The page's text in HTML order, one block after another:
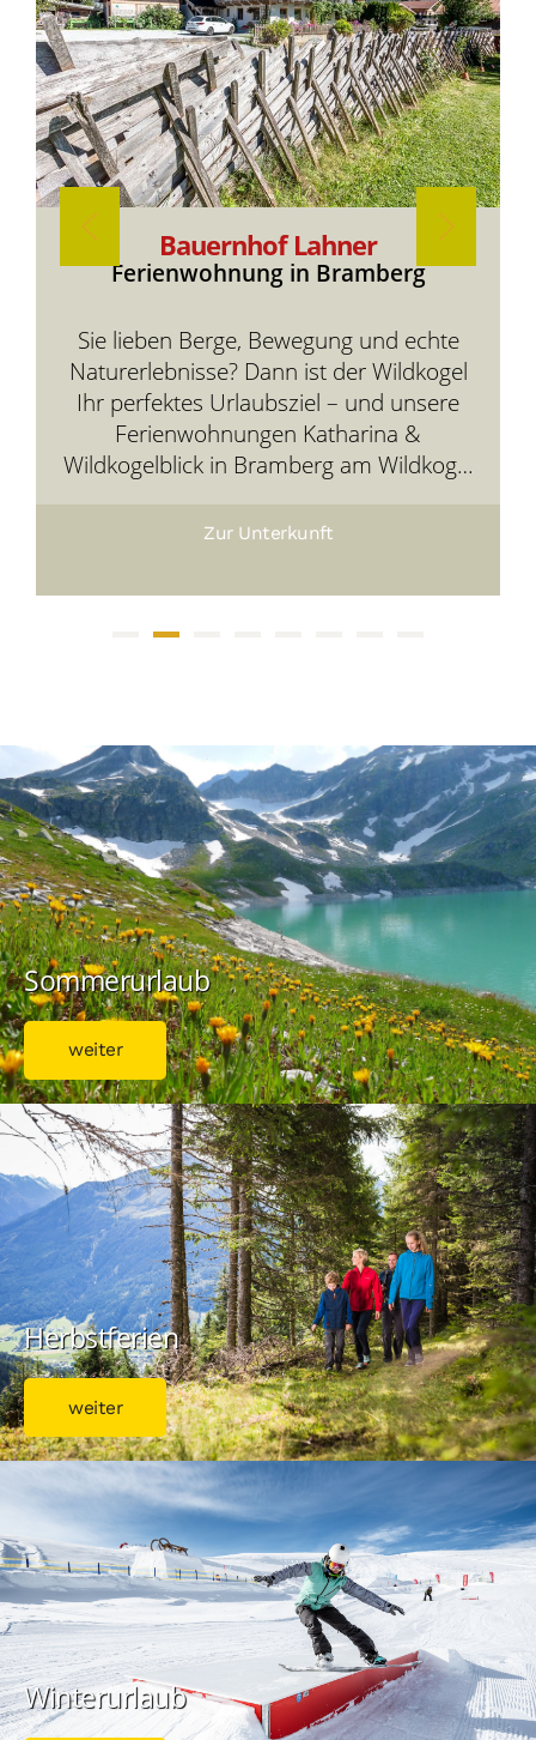
Bauernhof Lahner
Ferienwohnung in Bramberg
Sie lieben Berge, Bewegung und echte
Naturerlebnisse? Dann ist der Wildkogel
Ihr perfektes Urlaubsziel – und unsere
Ferienwohnungen Katharina &
Wildkogelblick in Bramberg am Wildkogel
Bergwelt.
Zur Unterkunft
Sommerurlaub
weiter
Herbstferien
weiter
Winterurlaub